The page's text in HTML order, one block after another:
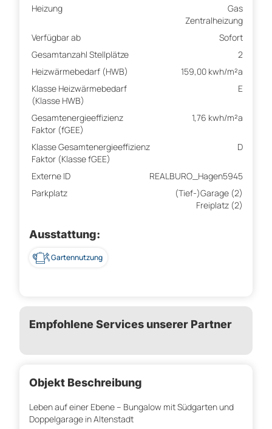
Heizung
Gas
Zentralheizung
Verfügbar ab
Sofort
Gesamtanzahl Stellplätze
2
Heizwärmebedarf (HWB)
159,00 kwh/m²a
Klasse Heizwärmebedarf
(Klasse HWB)
E
Gesamtenergieeffizienz
Faktor (fGEE)
1,76 kwh/m²a
Klasse Gesamtenergieeffizienz
Faktor (Klasse fGEE)
D
Externe ID
REALBURO_Hagen5945
Parkplatz
(Tief-)Garage (2)
Freiplatz (2)
Ausstattung:
Gartennutzung
Empfohlene Services unserer Partner
Objekt Beschreibung
Leben auf einer Ebene – Bungalow mit Südgarten und
Doppelgarage in Altenstadt